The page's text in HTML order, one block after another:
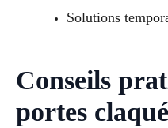
Solutions
Conseils
portes